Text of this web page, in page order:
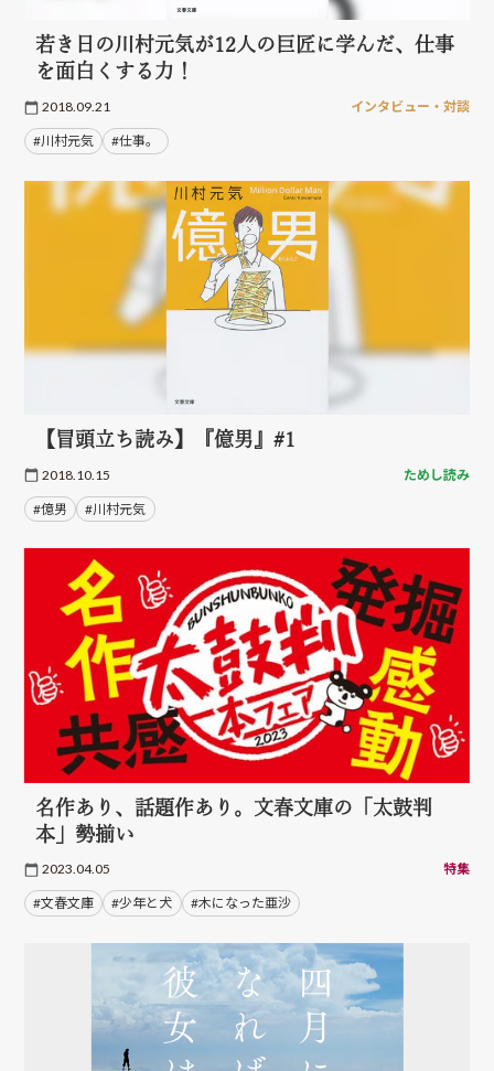
若き日の川村元気が12人の巨匠に学んだ、仕事
を面白くする力！
2018.09.21 インタビュー・対談
#川村元気 #仕事。
【冒頭立ち読み】『億男』#1
2018.10.15 ためし読み
#億男 #川村元気
名作あり、話題作あり。文春文庫の「太鼓判
本」勢揃い
2023.04.05 特集
#文春文庫 #少年と犬 #木になった亜沙